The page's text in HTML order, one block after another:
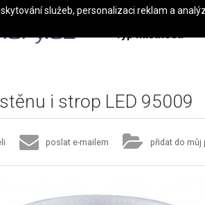
Typ místnosti
i strop LED 95009
poslat e-mailem přidat do můj
služeb, personalizaci reklam a